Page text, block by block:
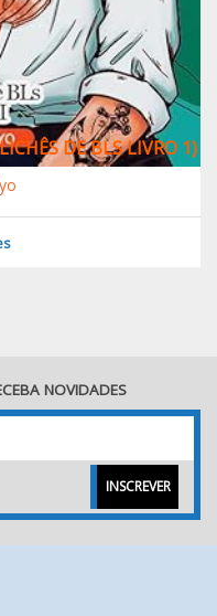
DE BLS LIVRO 1)
NOVIDADES
INSCREVER